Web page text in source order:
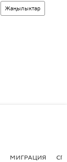
Жаңылыктар
МИГРАЦИЯ